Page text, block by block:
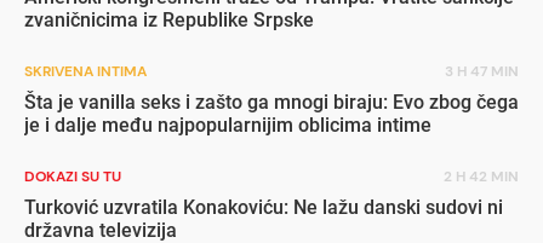
zvaničnicima iz Republike Srpske
SKRIVENA INTIMA 3 H 47 MIN
Šta je vanilla seks i zašto ga mnogi biraju: Evo zbog čega
je i dalje među najpopularnijim oblicima intime
DOKAZI SU TU 2 H 42 MIN
Turković uzvratila Konakoviću: Ne lažu danski sudovi ni
državna televizija